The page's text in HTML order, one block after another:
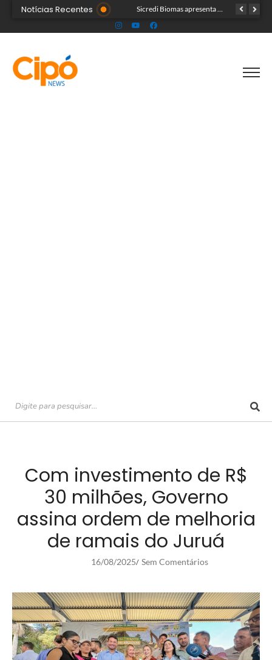
Notícias Recentes Acre segue em alerta para casos de síndrome respiratória aguda grave, aponta Fiocruz
Com investimento de R$
30 milhões, Governo
assina ordem de melhoria
de ramais do Juruá
16/08/2025/ Sem Comentários